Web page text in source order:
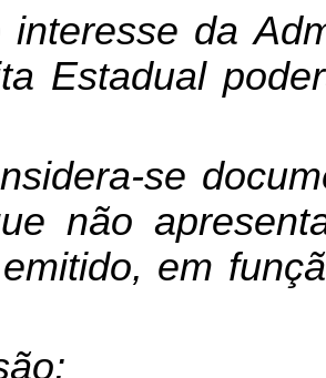
interesse da
Estadual
se
não
em